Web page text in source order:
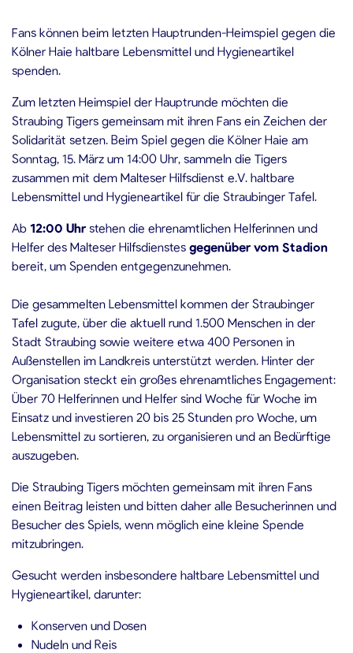
Fans können beim letzten Hauptrunden-Heimspiel gegen die
Kölner Haie haltbare Lebensmittel und Hygieneartikel
spenden.
Zum letzten Heimspiel der Hauptrunde möchten die
Straubing Tigers gemeinsam mit ihren Fans ein Zeichen der
Solidarität setzen. Beim Spiel gegen die Kölner Haie am
Sonntag, 15. März um 14:00 Uhr, sammeln die Tigers
zusammen mit dem Malteser Hilfsdienst e.V. haltbare
Lebensmittel und Hygieneartikel für die Straubinger Tafel.
Ab 12:00 Uhrstehen die ehrenamtlichen Helferinnen und
Helfer des Malteser Hilfsdienstes gegenüber vom Stadion
bereit, um Spenden entgegenzunehmen.
Die gesammelten Lebensmittel kommen der Straubinger
Tafel zugute, über die aktuell rund 1.500 Menschen in der
Stadt Straubing sowie weitere etwa 400 Personen in
Außenstellen im Landkreis unterstützt werden. Hinter der
Organisation steckt ein großes ehrenamtliches Engagement:
Über 70 Helferinnen und Helfer sind Woche für Woche im
Einsatz und investieren 20 bis 25 Stunden pro Woche, um
Lebensmittel zu sortieren, zu organisieren und an Bedürftige
auszugeben.
Die Straubing Tigers möchten gemeinsam mit ihren Fans
einen Beitrag leisten und bitten daher alle Besucherinnen und
Besucher des Spiels, wenn möglich eine kleine Spende
mitzubringen.
Gesucht werden insbesondere haltbare Lebensmittel und
Hygieneartikel, darunter:
Konserven und Dosen
Nudeln und Reis